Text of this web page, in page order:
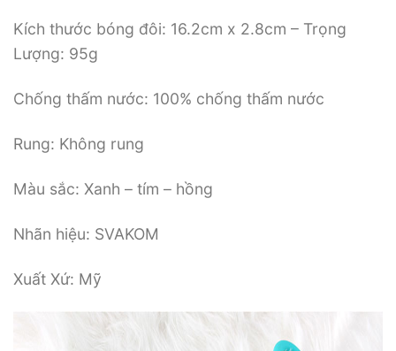
Kích thước bóng đôi: 16.2cm x 2.8cm – Trọng
Lượng: 95g
Chống thấm nước: 100% chống thấm nước
Rung: Không rung
Màu sắc: Xanh – tím – hồng
Nhãn hiệu: SVAKOM
Xuất Xứ: Mỹ